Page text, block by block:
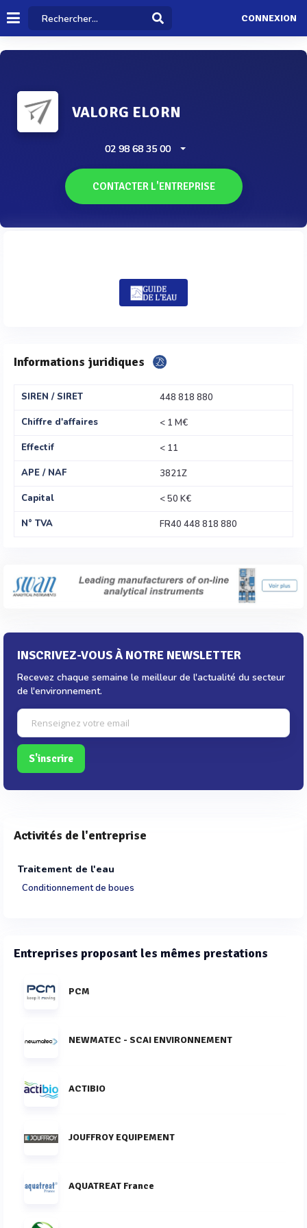
CONNEXION
VALORG ELORN
02 98 68 35 00
CONTACTER L'ENTREPRISE
Informations juridiques
SIREN / SIRET
448 818 880
Chiffre d'affaires
< 1 M€
Effectif
< 11
APE / NAF
3821Z
Capital
< 50 K€
N° TVA
FR40 448 818 880
INSCRIVEZ-VOUS À NOTRE NEWSLETTER
Recevez chaque semaine le meilleur de l'actualité du secteur
de l'environnement.
S'inscrire
Activités de l'entreprise
Traitement de l'eau
Conditionnement de boues
Entreprises proposant les mêmes prestations
PCM
NEWMATEC - SCAI ENVIRONNEMENT
ACTIBIO
JOUFFROY EQUIPEMENT
AQUATREAT France